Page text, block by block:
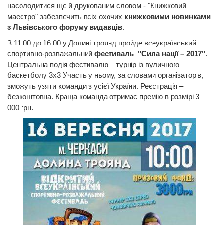
насолодитися ще й друкованим словом - "Книжковий
маестро" забезпечить всіх охочих книжковими новинками
з Львівського форуму видавців.
З 11.00 до 16.00 у Долині троянд пройде всеукраїнський
спортивно-розважальний фестиваль "Сила нації – 2017".
Центральна подія фестивалю – турнір із вуличного
баскетболу 3х3 Участь у ньому, за словами організаторів,
зможуть узяти команди з усієї України. Реєстрація –
безкоштовна. Краща команда отримає премію в розмірі 3
000 грн.